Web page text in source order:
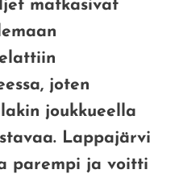
matkasivat
joten
joukkueella
Lappajärvi
parempi ja voitti